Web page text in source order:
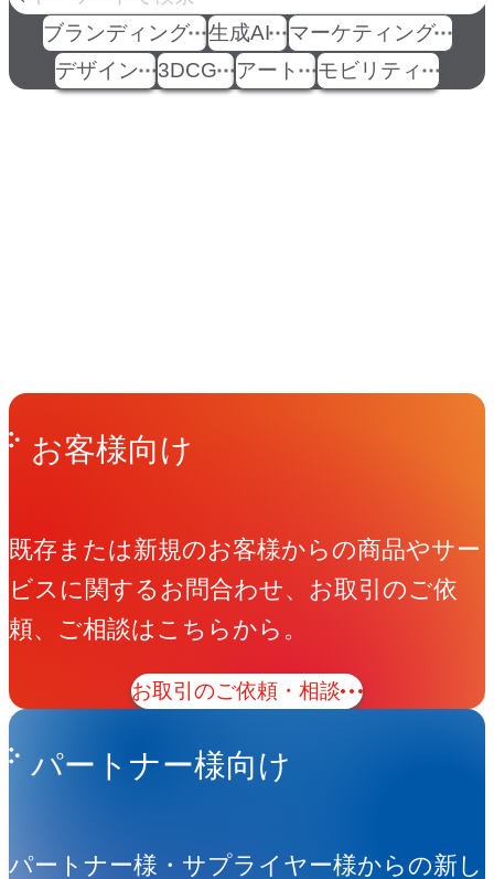
ブランディング 生成AI
マーケティング
デザイン
3DCG アート モビリティ
Get in Touchお問い合わせ
お客様向け
既存または新規のお客様からの商品やサー
ビスに関するお問合わせ、お取引のご依
頼、ご相談はこちらから。
お取引のご依頼・相談
パートナー様向け
パートナー様・サプライヤー様からの新し